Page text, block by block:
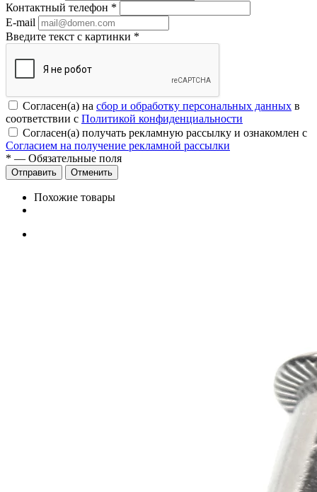
Контактный телефон *
E-mail
Введите текст с картинки *
Согласен(а) на сбор и обработку персональных данных в
соответствии с Политикой конфиденциальности
Согласен(а) получать рекламную рассылку и ознакомлен с
Согласием на получение рекламной рассылки
* — Обязательные поля
Отменить
Похожие товары